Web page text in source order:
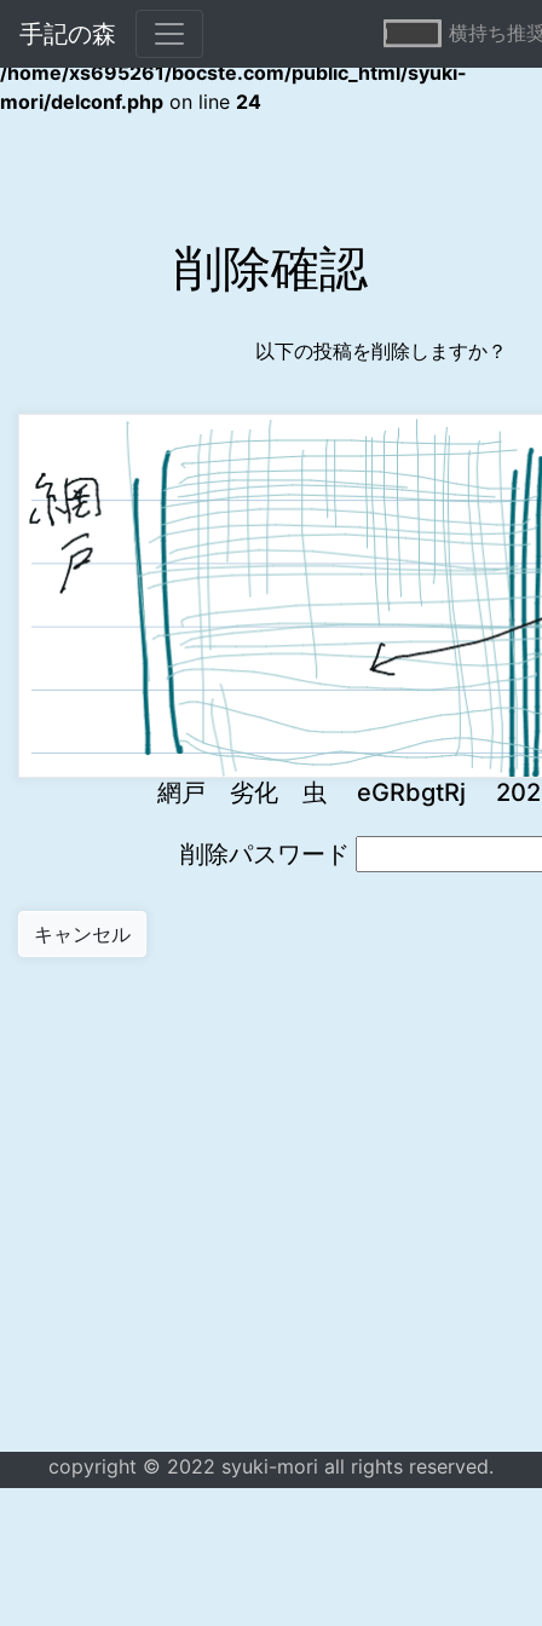
Warning: Undefined array key "error" in
/home/xs695261/bocste.com/public_html/syuki-
mori/delconf.php on line 24
手記の森 横持ち推
削除確認
以下の投稿を削除しますか？
網戸 劣化 虫 eGRbgtRj
削除パスワード
copyright © 2022 syuki-mori all rights reserved.